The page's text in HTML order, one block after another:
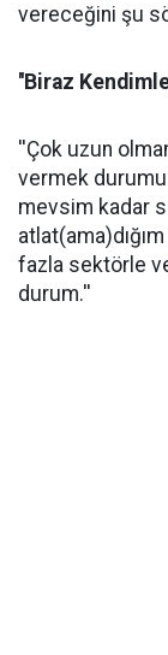
vereceğini şu
''Biraz
''Çok uzun
vermek
mevsim kadar
fazla sektörle
durum.''